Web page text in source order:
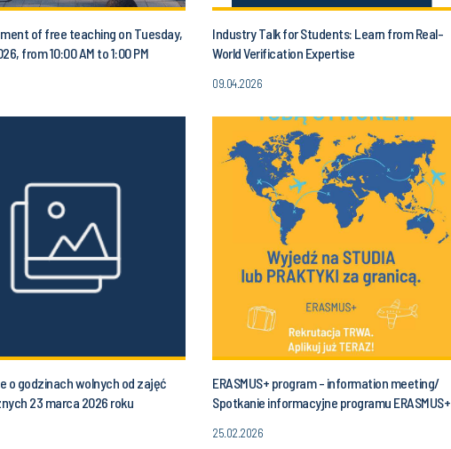
of free teaching on Tuesday,
from 10:00 AM to 1:00 PM
Industry Talk for Students: Learn from Real-
World Verification Expertise
09.04.2026
o godzinach wolnych od zajęć
23 marca 2026 roku
ERASMUS+ program - information meeting/
Spotkanie informacyjne programu ERASMUS+
25.02.2026